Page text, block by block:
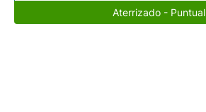
Aterrizado - Puntual